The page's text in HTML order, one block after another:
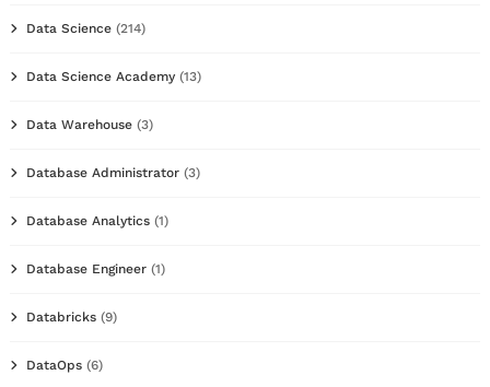
Data Science (214)
Data Science Academy (13)
Data Warehouse (3)
Database Administrator (3)
Database Analytics (1)
Database Engineer (1)
Databricks (9)
DataOps (6)